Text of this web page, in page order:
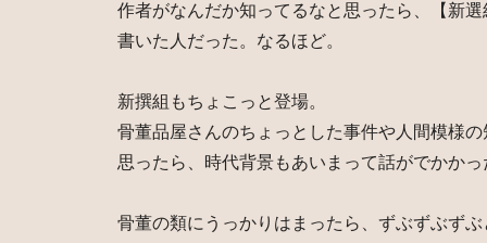
作者がなんだか知ってるなと思ったら、【新
書いた人だった。なるほど。
新撰組もちょこっと登場。
骨董品屋さんのちょっとした事件や人間模様の
思ったら、時代背景もあいまって話がでかかっ
骨董の類にうっかりはまったら、ずぶずぶず